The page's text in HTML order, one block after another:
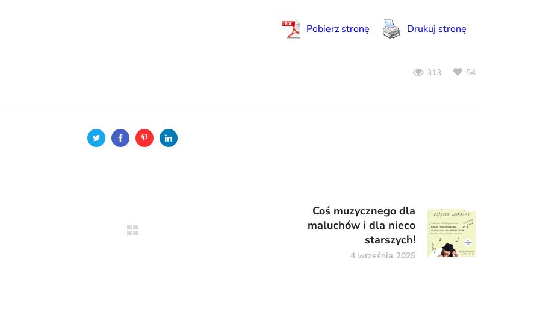
Pobierz stronę Drukuj stronę
313 54
Coś muzycznego dla
maluchów i dla nieco
starszych!
4 września 2025